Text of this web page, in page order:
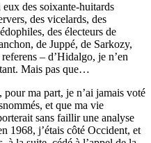
des soixante-huitards
des vicelards, des
des électeurs de
de Juppé, de Sarkozy,
– d’Hidalgo, je n’en
Mais pas que…
ma part, je n’ai jamais voté
et que ma vie
sans faillir une analyse
1968, j’étais côté Occident, et